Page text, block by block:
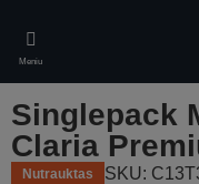
main
content
Meniu
Singlepack
Claria
Nutrauktas SKU: